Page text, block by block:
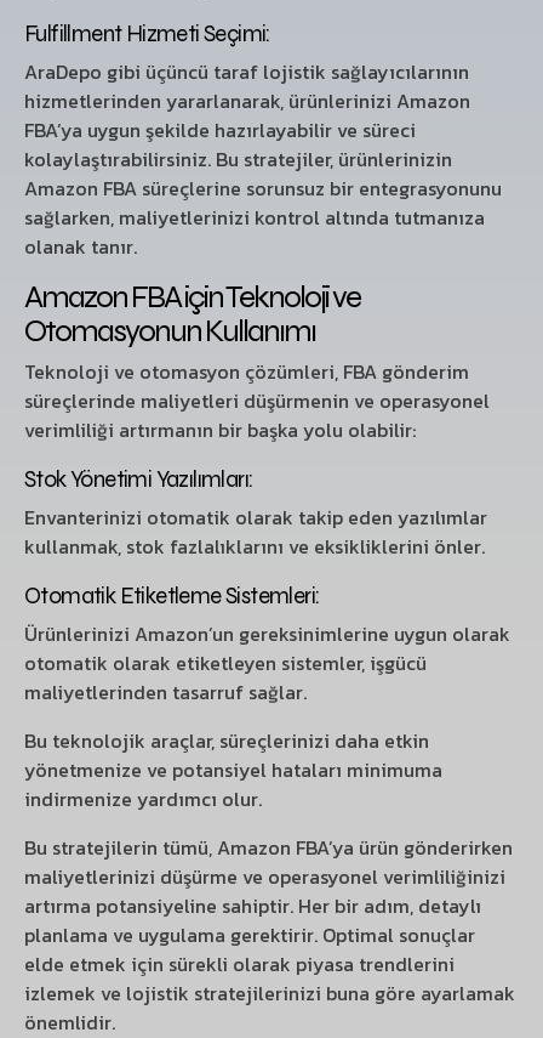
Fulfillment Hizmeti Seçimi:
AraDepo gibi üçüncü taraf lojistik sağlayıcılarının
hizmetlerinden yararlanarak, ürünlerinizi Amazon
FBA’ya uygun şekilde hazırlayabilir ve süreci
kolaylaştırabilirsiniz. Bu stratejiler, ürünlerinizin
Amazon FBA süreçlerine sorunsuz bir entegrasyonunu
sağlarken, maliyetlerinizi kontrol altında tutmanıza
olanak tanır.
Amazon FBA için Teknoloji ve
Otomasyonun Kullanımı
Teknoloji ve otomasyon çözümleri, FBA gönderim
süreçlerinde maliyetleri düşürmenin ve operasyonel
verimliliği artırmanın bir başka yolu olabilir:
Stok Yönetimi Yazılımları:
Envanterinizi otomatik olarak takip eden yazılımlar
kullanmak, stok fazlalıklarını ve eksikliklerini önler.
Otomatik Etiketleme Sistemleri:
Ürünlerinizi Amazon’un gereksinimlerine uygun olarak
otomatik olarak etiketleyen sistemler, işgücü
maliyetlerinden tasarruf sağlar.
Bu teknolojik araçlar, süreçlerinizi daha etkin
yönetmenize ve potansiyel hataları minimuma
indirmenize yardımcı olur.
Bu stratejilerin tümü, Amazon FBA’ya ürün gönderirken
maliyetlerinizi düşürme ve operasyonel verimliliğinizi
artırma potansiyeline sahiptir. Her bir adım, detaylı
planlama ve uygulama gerektirir. Optimal sonuçlar
elde etmek için sürekli olarak piyasa trendlerini
izlemek ve lojistik stratejilerinizi buna göre ayarlamak
önemlidir.